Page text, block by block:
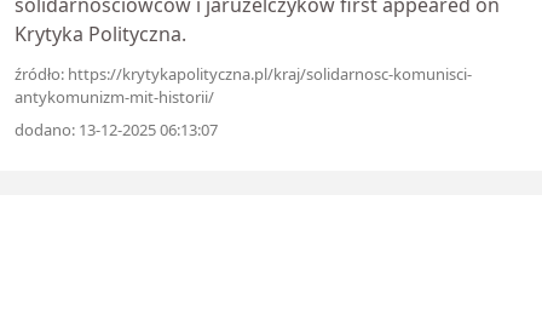
Krytyka Polityczna.
źródło: https://krytykapolityczna.pl/kraj/solidarnosc-komunisci-
antykomunizm-mit-historii/
dodano: 13-12-2025 06:13:07